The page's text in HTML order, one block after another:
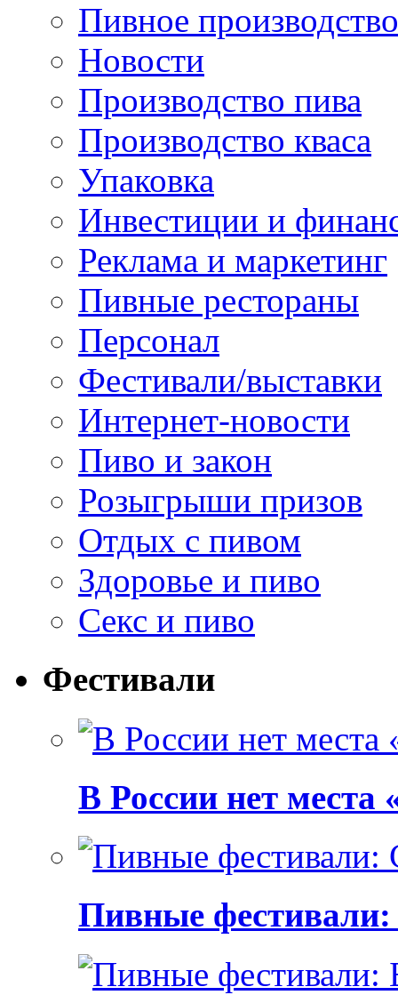
Пивное производство
Новости
Производство пива
Производство кваса
Упаковка
Инвестиции и
Реклама и маркетинг
Пивные рестораны
Персонал
Фестивали/выставки
Интернет-новости
Пиво и закон
Розыгрыши призов
Отдых с пивом
Здоровье и пиво
Секс и пиво
Фестивали
В России нет места
Пивные фестивали: